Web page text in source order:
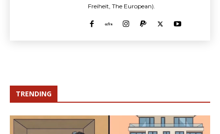
Freiheit, The European).
TRENDING